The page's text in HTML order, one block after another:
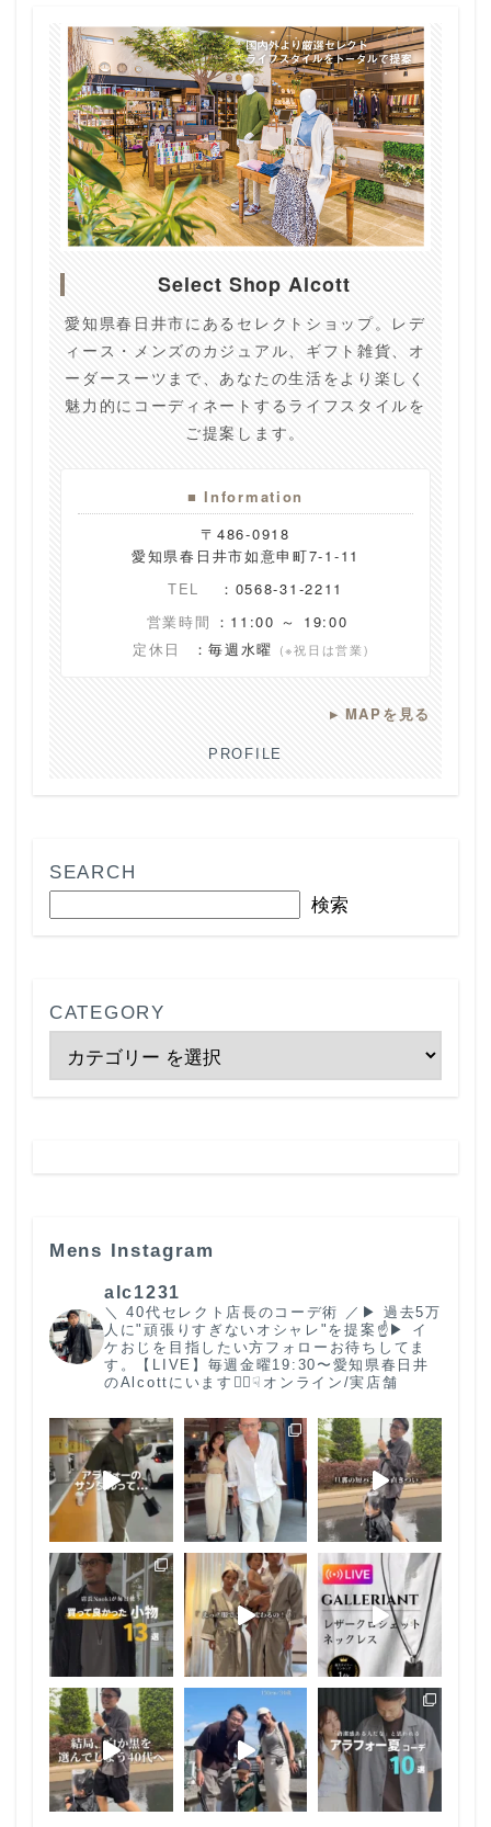
Select Shop Alcott
愛知県春日井市にあるセレクトショップ。レデ
ィース・メンズのカジュアル、ギフト雑貨、オ
ーダースーツまで、あなたの生活をより楽しく
魅力的にコーディネートするライフスタイルを
ご提案します。
■ Information
〒486-0918
愛知県春日井市如意申町7-1-11
TEL
：0568-31-2211
営業時間 ：11:00 ～ 19:00
定休日
：毎週水曜 (※祝日は営業)
▸ MAPを見る
PROFILE
SEARCH
検索
CATEGORY
Mens Instagram
alc1231
＼ 40代セレクト店長のコーデ術 ／ ▶︎ 過去5万
人に"頑張りすぎないオシャレ"を提案☝️ ▶︎ イ
ケおじを目指したい方フォローお待ちしてま
す。
【LIVE】毎週金曜19:30〜 愛知県春日井
のAlcottにいます🙋‍♂️ ☟オンライン/実店舗